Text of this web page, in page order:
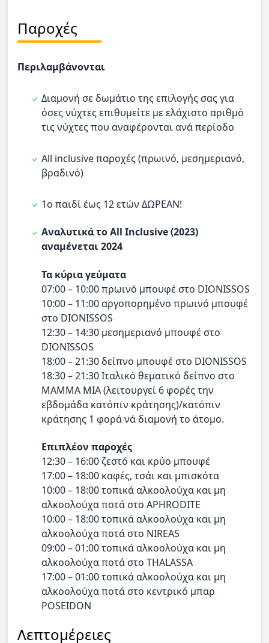
Παροχές
Περιλαμβάνονται
Διαμονή σε δωμάτιο της επιλογής σας για
όσες νύχτες επιθυμείτε με ελάχιστο αριθμό
τις νύχτες που αναφέρονται ανά περίοδο
All inclusive παροχές (πρωινό, μεσημεριανό,
βραδινό)
1ο παιδί έως 12 ετών ΔΩΡΕΑΝ!
Αναλυτικά το All Inclusive (2023)
αναμένεται 2024
Τα κύρια γεύματα
07:00 – 10:00 πρωινό μπουφέ στο DIONISSOS
10:00 – 11:00 αργοπορημένο πρωινό μπουφέ
στο DIONISSOS
12:30 – 14:30 μεσημεριανό μπουφέ στο
DIONISSOS
18:00 – 21:30 δείπνο μπουφέ στο DIONISSOS
18:30 – 21:30 Ιταλικό θεματικό δείπνο στο
MAMMA MIA (λειτουργεί 6 φορές την
εβδομάδα κατόπιν κράτησης)/κατόπιν
κράτησης 1 φορά νά διαμονή το άτομο.
Επιπλέον παροχές
12:30 – 16:00 ζεστό και κρύο μπουφέ
17:00 – 18:00 καφές, τσάι και μπισκότα
10:00 – 18:00 τοπικά αλκοολούχα και μη
αλκοολούχα ποτά στο APHRODITE
10:00 – 18:00 τοπικά αλκοολούχα και μη
αλκοολούχα ποτά στο NIREAS
09:00 – 01:00 τοπικά αλκοολούχα και μη
αλκοολούχα ποτά στο THALASSA
17:00 – 01:00 τοπικά αλκοολούχα και μη
αλκοολούχα ποτά στο κεντρικό μπαρ
POSEIDON
Λεπτομέρειες